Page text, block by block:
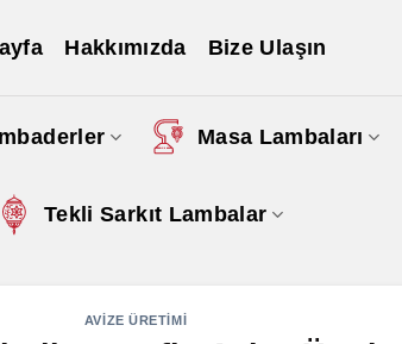
Hakkımızda Bize Ulaşın
Masa Lambaları
Tekli Sarkıt Lambalar
AVIZE ÜRETIMI